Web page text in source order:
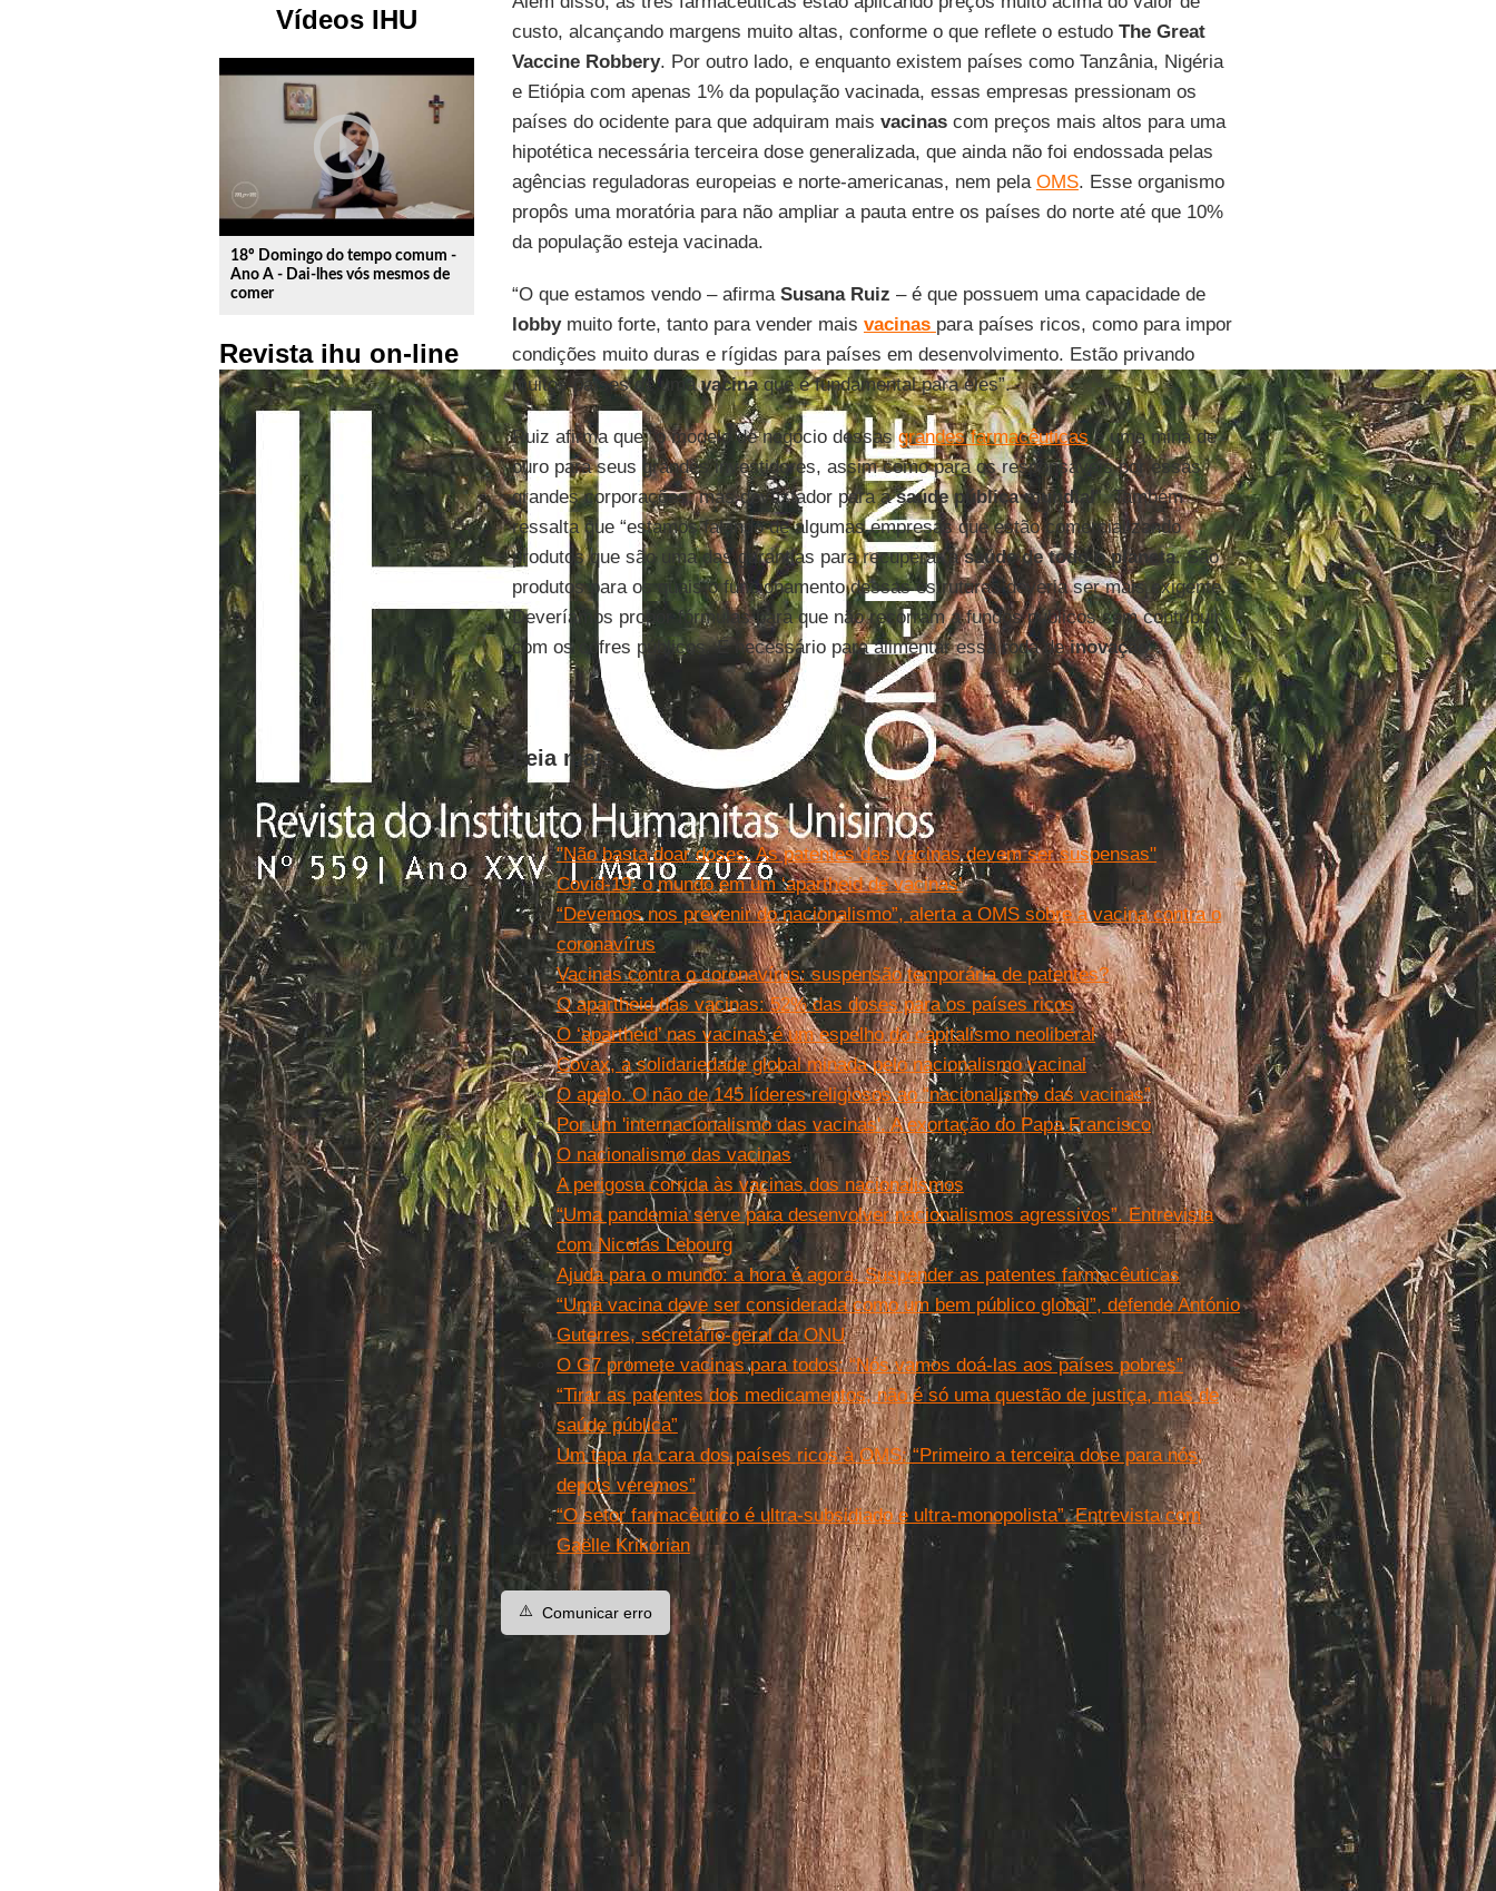
Vídeos IHU
play_circle_outline
18º Domingo do tempo comum -
Ano A - Dai-lhes vós mesmos de
comer
Revista ihu on-line
custo, alcançando margens muito altas, conforme o que reflete o estudo The Great
Vaccine Robbery. Por outro lado, e enquanto existem países como Tanzânia, Nigéria
e Etiópia com apenas 1% da população vacinada, essas empresas pressionam os
países do ocidente para que adquiram mais vacinascom preços mais altos para uma
hipotética necessária terceira dose generalizada, que ainda não foi endossada pelas
agências reguladoras europeias e norte-americanas, nem pela OMS. Esse organismo
propôs uma moratória para não ampliar a pauta entre os países do norte até que 10%
da população esteja vacinada.
“O que estamos vendo – afirma Susana Ruiz – é que possuem uma capacidade de
lobbymuito forte, tanto para vender mais vacinas para países ricos, como para impor
condições muito duras e rígidas para países em desenvolvimento. Estão privando
muitos países de umavacinaque é fundamental para eles”.
Ruiz afirma que “o modelo de negócio dessasgrandes farmacêuticasé uma mina de
ouro para seus grandes investidores, assim como para os responsáveis por essas
grandes corporações, mas devastador para asaúde pública mundial”. Também
ressalta que “estamos falando de algumas empresas que estão comercializando
produtos que são uma das garantias para recuperar asaúde de todo o planeta. São
produtos para os quais o funcionamento dessas estruturas deveria ser mais exigente.
Deveríamos propor fórmulas para que não recorram a fundos públicos sem contribuir
com os cofres públicos. É necessário para alimentar essa roda deinovação”.
Leia mais
"Não basta doar doses. As patentes das vacinas devem ser suspensas"
Covid-19: o mundo em um ‘apartheid de vacinas’
“Devemos nos prevenir do nacionalismo”, alerta a OMS sobre a vacina contra o
coronavírus
Vacinas contra o coronavírus: suspensão temporária de patentes?
O apartheid das vacinas: 52% das doses para os países ricos
O ‘apartheid’ nas vacinas é um espelho do capitalismo neoliberal
Covax, a solidariedade global minada pelo nacionalismo vacinal
O apelo. O não de 145 líderes religiosos ao “nacionalismo das vacinas”
Por um 'internacionalismo das vacinas'. A exortação do Papa Francisco
O nacionalismo das vacinas
A perigosa corrida às vacinas dos nacionalismos
“Uma pandemia serve para desenvolver nacionalismos agressivos”. Entrevista
com Nicolas Lebourg
Ajuda para o mundo: a hora é agora. Suspender as patentes farmacêuticas
“Uma vacina deve ser considerada como um bem público global”, defende António
Guterres, secretário-geral da ONU
O G7 promete vacinas para todos: “Nós vamos doá-las aos países pobres”
“Tirar as patentes dos medicamentos, não é só uma questão de justiça, mas de
saúde pública”
Um tapa na cara dos países ricos à OMS: “Primeiro a terceira dose para nós,
depois veremos”
“O setor farmacêutico é ultra-subsidiado e ultra-monopolista”. Entrevista com
Gaëlle Krikorian
⚠️ Comunicar erro